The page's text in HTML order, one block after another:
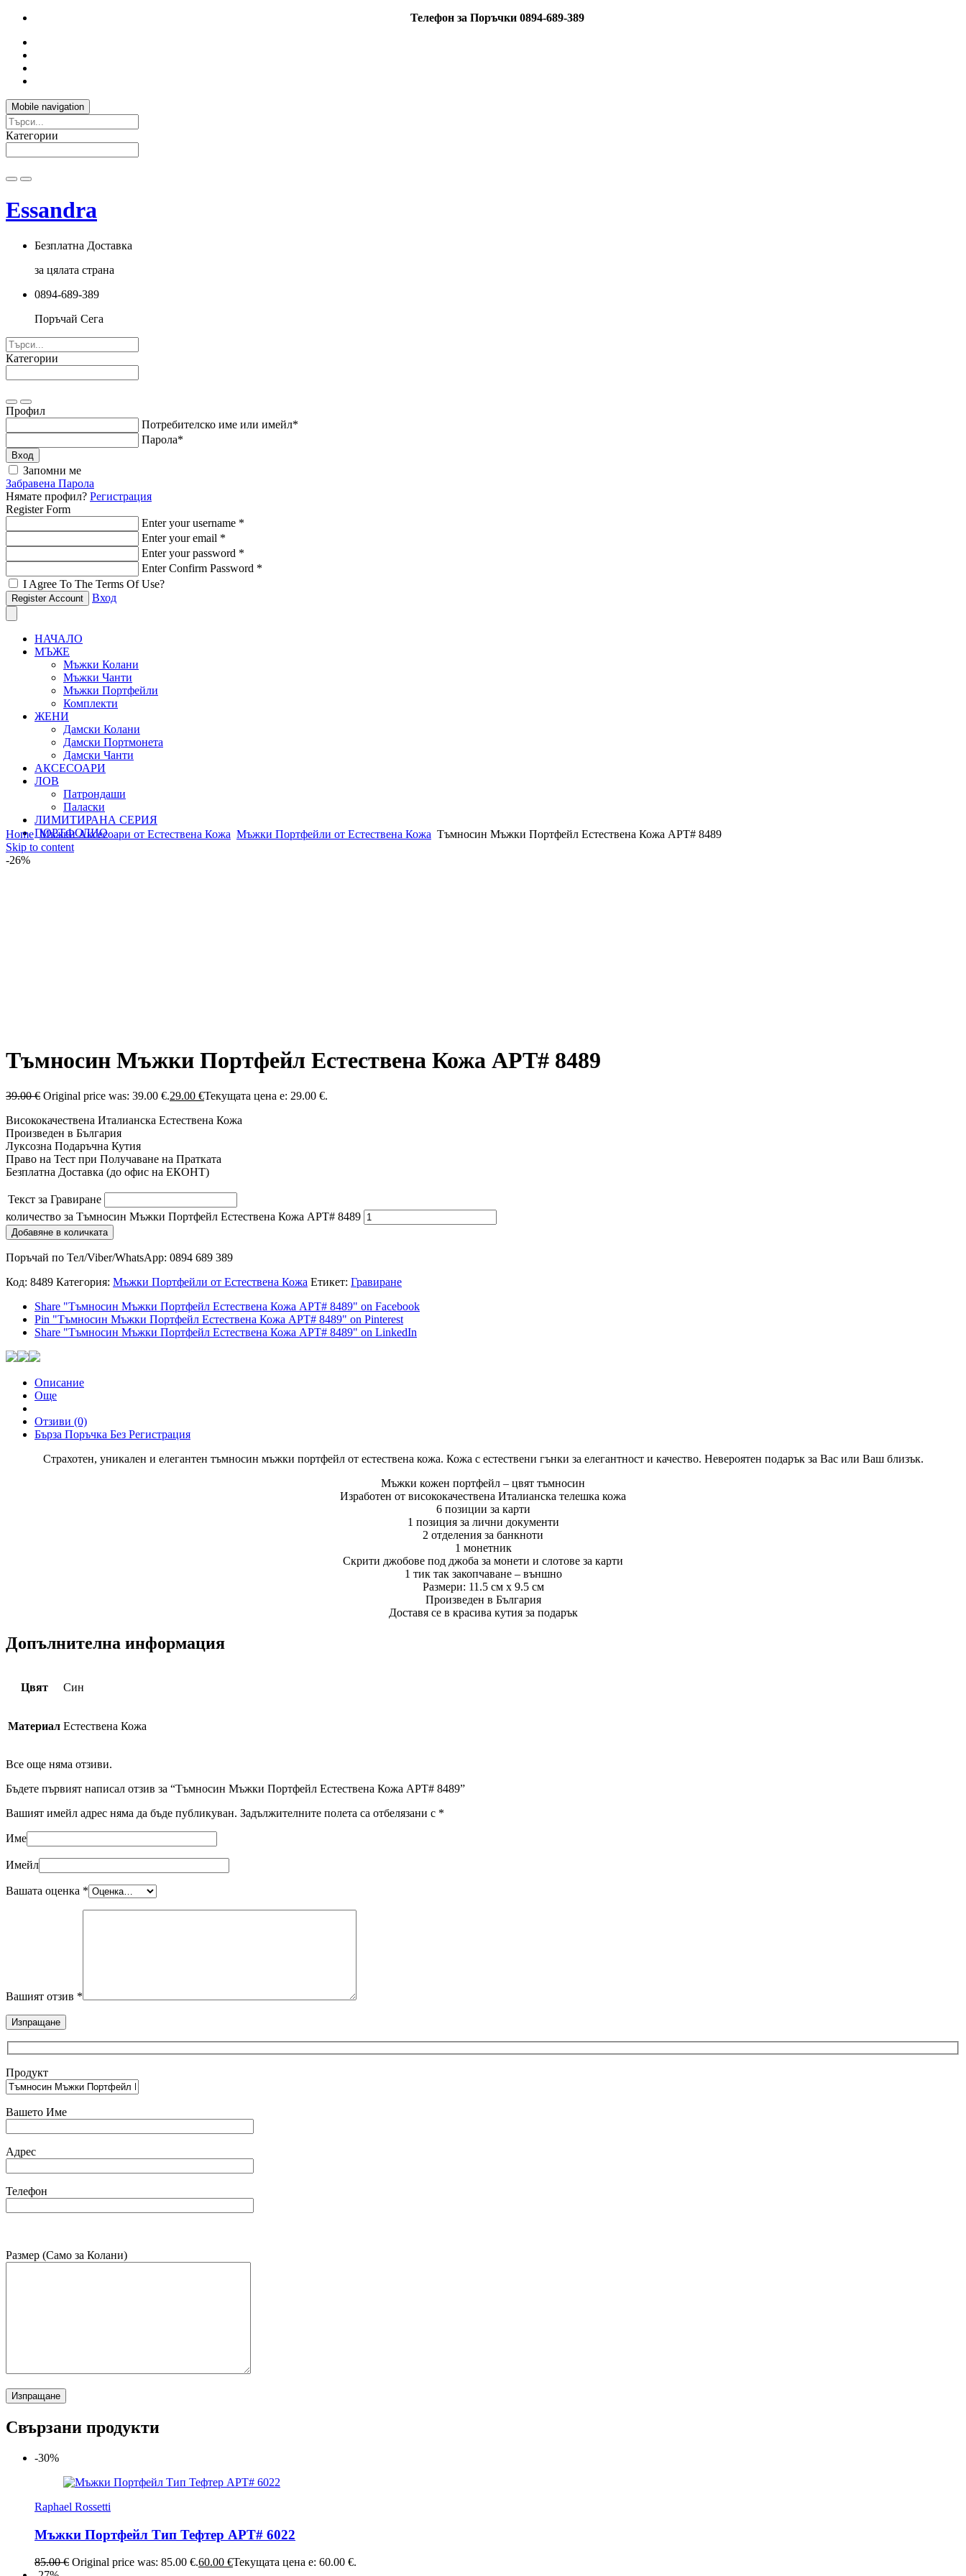
Телефон за Поръчки 0894-689-389
Mobile navigation
Категории
Essandra
Безплатна Доставка
за цялата страна
0894-689-389
Поръчай Сега
Категории
Профил
Потребителско име или имейл*
Парола*
Вход
Запомни ме
Забравена Парола
Нямате профил? Регистрация
Register Form
Enter your username *
Enter your email *
Enter your password *
Enter Confirm Password *
I Agree To The Terms Of Use?
Register Account Вход
НАЧАЛО
МЪЖЕ
Мъжки Колани
Мъжки Чанти
Мъжки Портфейли
Комплекти
ЖЕНИ
Дамски Колани
Дамски Портмонета
Дамски Чанти
АКСЕСОАРИ
ЛОВ
Патрондаши
Паласки
ЛИМИТИРАНА СЕРИЯ
ПОРТФОЛИО
Home Мъжки Аксесоари от Естествена Кожа Мъжки Портфейли от Естествена Кожа Тъмносин Мъжки Портфейл Естествена Кожа АРТ# 8489
Skip to content
-26%
Тъмносин Мъжки Портфейл Естествена Кожа АРТ# 8489
39.00€ Original price was: 39.00 €.29.00 €Текущата цена е: 29.00 €.
Висококачествена Италианска Естествена Кожа
Произведен в България
Луксозна Подаръчна Кутия
Право на Тест при Получаване на Пратката
Безплатна Доставка (до офис на ЕКОНТ)
Текст за Гравиране
количество за Тъмносин Мъжки Портфейл Естествена Кожа АРТ# 8489
Добавяне в количката
Поръчай по Тел/Viber/WhatsApp: 0894 689 389
Код: 8489 Категория: Мъжки Портфейли от Естествена Кожа Етикет: Гравиране
Share "Тъмносин Мъжки Портфейл Естествена Кожа АРТ# 8489" on Facebook
Pin "Тъмносин Мъжки Портфейл Естествена Кожа АРТ# 8489" on Pinterest
Share "Тъмносин Мъжки Портфейл Естествена Кожа АРТ# 8489" on LinkedIn
Описание
Още
Отзиви (0)
Бърза Поръчка Без Регистрация
Страхотен, уникален и елегантен тъмносин мъжки портфейл от естествена кожа. Кожа с естествени гънки за елегантност и качество. Невероятен подарък за Вас или Ваш близък.
Мъжки кожен портфейл – цвят тъмносин
Изработен от висококачествена Италианска телешка кожа
6 позиции за карти
1 позиция за лични документи
2 отделения за банкноти
1 монетник
Скрити джобове под джоба за монети и слотове за карти
1 тик так закопчаване – външно
Размери: 11.5 см х 9.5 см
Произведен в България
Доставя се в красива кутия за подарък
Допълнителна информация
Цвят Син
Материал Естествена Кожа
Все още няма отзиви.
Бъдете първият написал отзив за “Тъмносин Мъжки Портфейл Естествена Кожа АРТ# 8489”
Вашият имейл адрес няма да бъде публикуван. Задължителните полета са отбелязани с *
Име
Имейл
Вашата оценка *
Вашият отзив *
Продукт
Вашето Име
Адрес
Телефон
Размер (Само за Колани)
Свързани продукти
-30%
Raphael Rossetti
Мъжки Портфейл Тип Тефтер АРТ# 6022
85.00€ Original price was: 85.00 €.60.00 €Текущата цена е: 60.00 €.